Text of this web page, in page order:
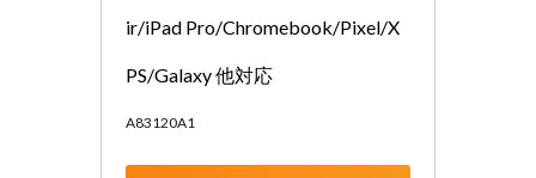
ir/iPad Pro/Chromebook/Pixel/X
PS/Galaxy 他対応
A83120A1